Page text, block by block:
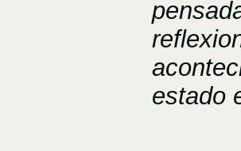
estado